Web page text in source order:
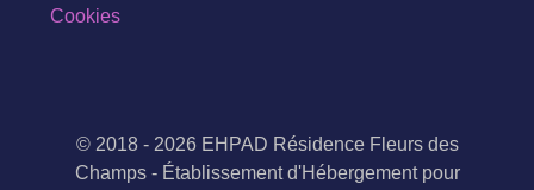
Cookies
© 2018 - 2026 EHPAD Résidence Fleurs des
Champs - Établissement d'Hébergement pour